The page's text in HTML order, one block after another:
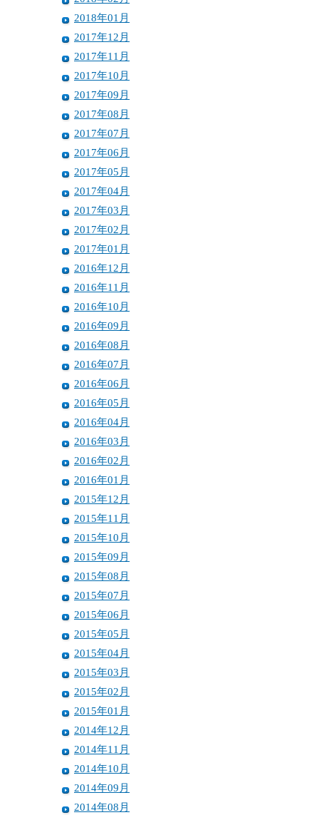
2018年01月
2017年12月
2017年11月
2017年10月
2017年09月
2017年08月
2017年07月
2017年06月
2017年05月
2017年04月
2017年03月
2017年02月
2017年01月
2016年12月
2016年11月
2016年10月
2016年09月
2016年08月
2016年07月
2016年06月
2016年05月
2016年04月
2016年03月
2016年02月
2016年01月
2015年12月
2015年11月
2015年10月
2015年09月
2015年08月
2015年07月
2015年06月
2015年05月
2015年04月
2015年03月
2015年02月
2015年01月
2014年12月
2014年11月
2014年10月
2014年09月
2014年08月